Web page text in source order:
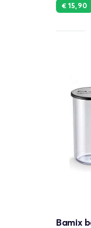
€ 15,90
Bamix